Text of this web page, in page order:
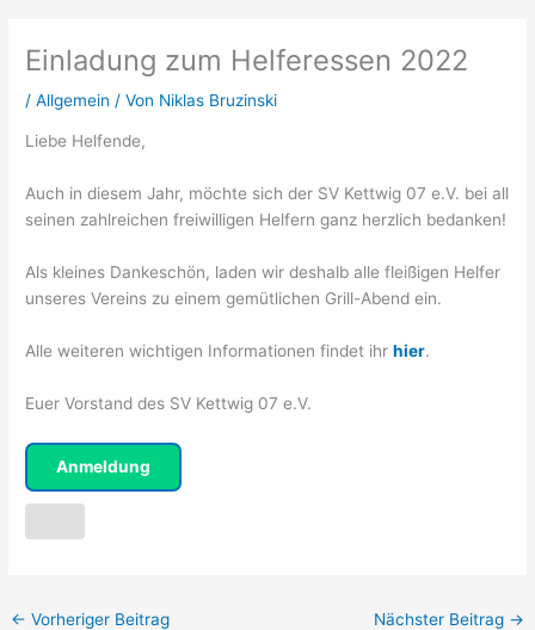
Einladung zum Helferessen 2022
/Allgemein / Von Niklas Bruzinski
Liebe Helfende,
Auch in diesem Jahr, möchte sich der SV Kettwig 07 e.V. bei all
seinen zahlreichen freiwilligen Helfern ganz herzlich bedanken!
Als kleines Dankeschön, laden wir deshalb alle fleißigen Helfer
unseres Vereins zu einem gemütlichen Grill-Abend ein.
Alle weiteren wichtigen Informationen findet ihrhier.
Euer Vorstand des SV Kettwig 07 e.V.
Anmeldung
← Vorheriger Beitrag Nächster Beitrag →